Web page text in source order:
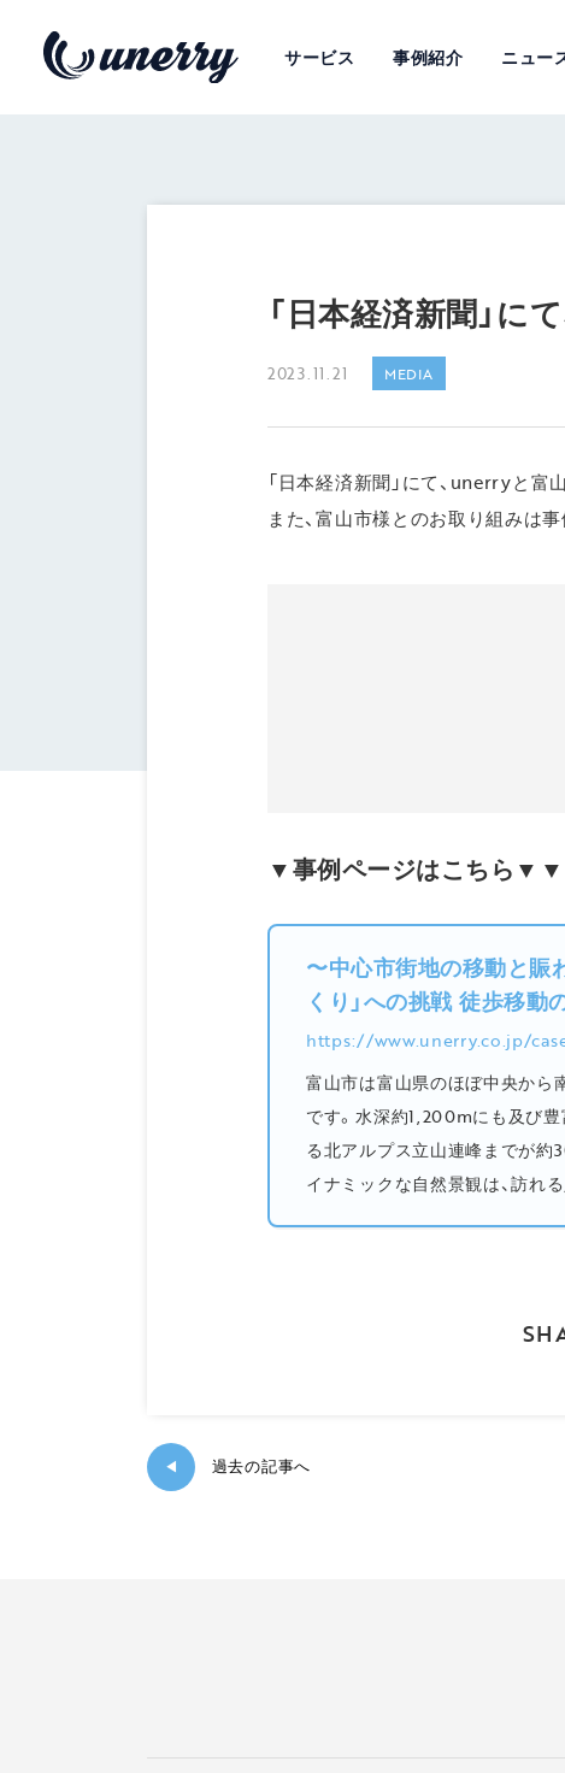
サービス 事例紹介 ニュー
「日本経済新聞」
2023.11.21 MEDIA
「日本経済新聞」にて、unerryと
また、富山市様とのお取り組みは
▼事例ページはこちら▼▼
〜中心市街地の移動と賑
くり」への挑戦 徒歩移
https://www.unerry.co.jp/
富山市は富山県のほぼ中央から
です。水深約1,200mにも及び
る北アルプス立山連峰までが約
イナミックな自然景観は、訪れ
◀ 過去の記事へ